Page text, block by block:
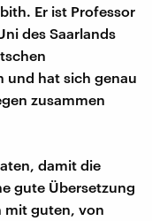
Er ist Professor
des Saarlands
und hat sich genau
zusammen
damit die
gute Übersetzung
mit guten, von